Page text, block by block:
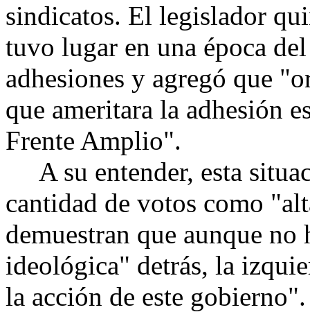
sindicatos. El legislador
tuvo lugar en una época
adhesiones y agregó que
que ameritara la adhesión
Frente Amplio".
A su entender, esta
cantidad de votos como
demuestran que aunque
ideológica" detrás, la
la acción de este gobierno".